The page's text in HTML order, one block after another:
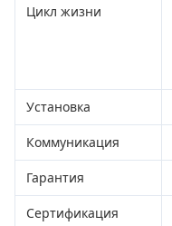
Цикл жизни
Установка
Коммуникация
Гарантия
Сертификация